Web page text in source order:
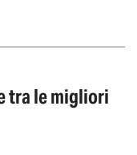
tra le migliori